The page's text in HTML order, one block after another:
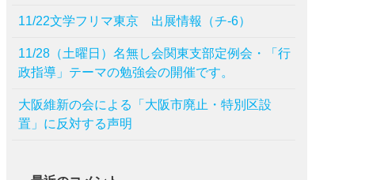
11/22文学フリマ東京 出展情報（チ-6）
11/28（土曜日）名無し会関東支部定例会・「行
政指導」テーマの勉強会の開催です。
⼤阪維新の会による「⼤阪市廃⽌・特別区設
置」に反対する声明